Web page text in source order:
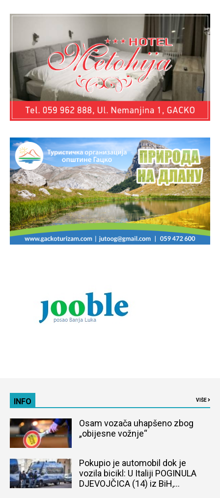
INFO VIŠE
Osam vozača uhapšeno zbog
„obijesne vožnje“
Pokupio je automobil dok je
vozila bicikl: U Italiji POGINULA
DJEVOJČICA (14) iz BiH,